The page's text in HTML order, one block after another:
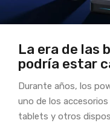
La era de las
podría estar
Durante años, los
uno de los
tablets y otros